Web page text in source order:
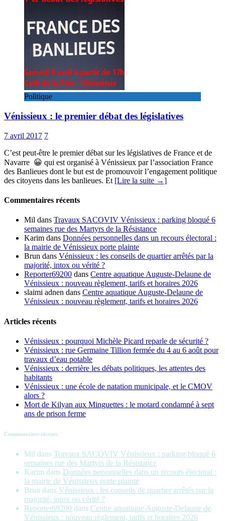
Politique
Vénissieux : le premier débat des législatives
7 avril 2017 7
C’est peut-être le premier débat sur les législatives de France et de
Navarre 😀 qui est organisé à Vénissieux par l’association France
des Banlieues dont le but est de promouvoir l’engagement politique
des citoyens dans les banlieues. Et [Lire la suite →]
Commentaires récents
Mil dans Travaux SACOVIV Vénissieux : parking bloqué 6
semaines rue des Martyrs de la Résistance
Karim dans Données personnelles dans un recours électoral :
la mairie de Vénissieux porte plainte
Brun dans Vénissieux : les conseils de quartier arrêtés par la
majorité, intox ou vérité ?
Reporter69200 dans Centre aquatique Auguste-Delaune de
Vénissieux : nouveau règlement, tarifs et horaires 2026
slaimi adnen dans Centre aquatique Auguste-Delaune de
Vénissieux : nouveau règlement, tarifs et horaires 2026
Articles récents
Vénissieux : pourquoi Michèle Picard reparle de sécurité ?
Vénissieux : rue Germaine Tillion fermée du 4 au 6 août pour
travaux d’eau potable
Vénissieux : derrière les débats politiques, les attentes des
habitants
Vénissieux : une école de natation municipale, et le CMOV
alors ?
Mort de Kilyan aux Minguettes : le motard condamné à sept
ans de prison ferme
Commentaires récents
Mil dans Travaux SACOVIV Vénissieux : parking bloqué 6
semaines rue des Martyrs de la Résistance
Karim dans Données personnelles dans un recours électoral :
la mairie de Vénissieux porte plainte
Brun dans Vénissieux : les conseils de quartier arrêtés par la
majorité, intox ou vérité ?
Reporter69200 dans Centre aquatique Auguste-Delaune de
Vénissieux : nouveau règlement, tarifs et horaires 2026